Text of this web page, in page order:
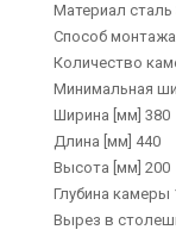
Материал сталь
Способ
Количество
Минимальная
Ширина [мм] 380
Длина [мм] 440
Высота [мм] 200
Глубина камеры
Вырез в